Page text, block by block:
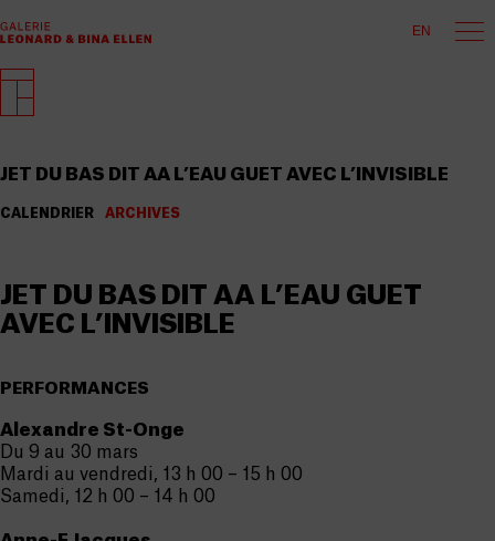
EN
JET DU BAS DIT AA L’EAU GUET AVEC L’INVISIBLE
CALENDRIER ARCHIVES
JET DU BAS DIT AA L’EAU GUET
AVEC L’INVISIBLE
PERFORMANCES
Alexandre St-Onge
Du 9 au 30 mars
Mardi au vendredi, 13 h 00 – 15 h 00
Samedi, 12 h 00 – 14 h 00